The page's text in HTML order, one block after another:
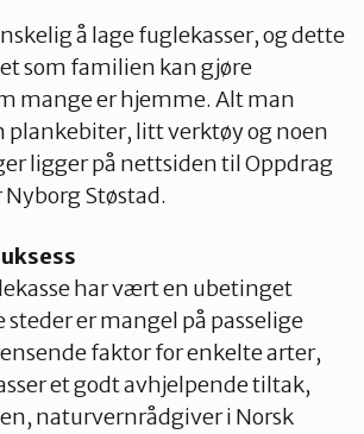
å lage fuglekasser, og dette
som familien kan gjøre
mange er hjemme. Alt man
plankebiter, litt verktøy og noen
ligger på nettsiden til Oppdrag
Nyborg Støstad.
har vært en ubetinget
steder er mangel på passelige
faktor for enkelte arter,
et godt avhjelpende tiltak,
naturvernrådgiver i Norsk